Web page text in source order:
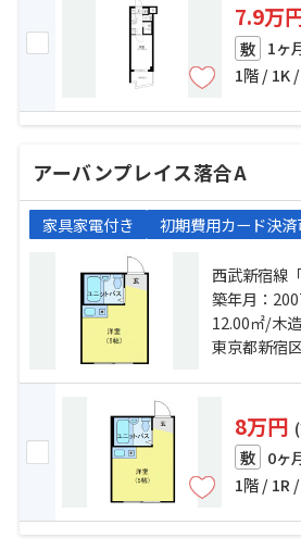
7.9万
敷 1ヶ
1階 / 1K
アーバンプレイス落合A
家具家電付き 初期費用カード決済
西武新宿線「
線「落合」駅 徒歩7
野」駅 徒歩
築年月：
12.00㎡/木造
東京都新宿
8万円
敷 0ヶ
1階 / 1R